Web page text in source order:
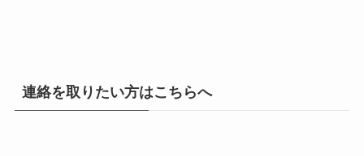
連絡を取りたい方はこちらへ